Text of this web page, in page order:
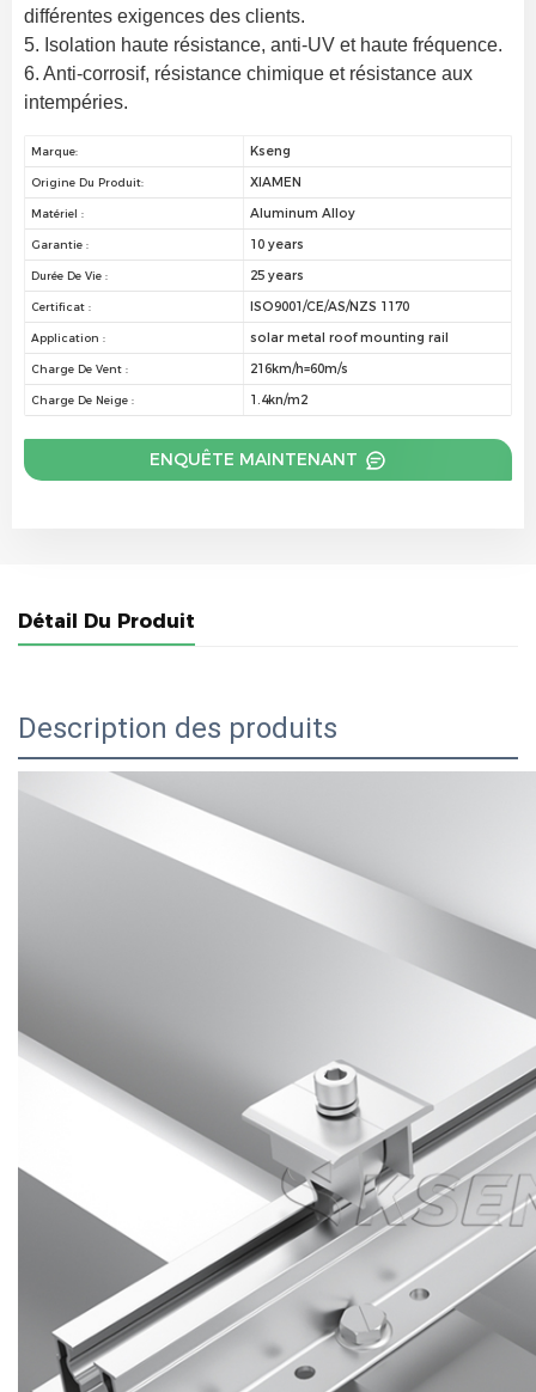
différentes exigences des clients.
5. Isolation haute résistance, anti-UV et haute fréquence.
6. Anti-corrosif, résistance chimique et résistance aux
intempéries.
Marque: Kseng
Origine Du Produit: XIAMEN
Matériel : Aluminum Alloy
Garantie : 10 years
Durée De Vie : 25 years
Certificat : ISO9001/CE/AS/NZS 1170
Application : solar metal roof mounting rail
Charge De Vent : 216km/h=60m/s
Charge De Neige : 1.4kn/m2
ENQUÊTE MAINTENANT
Détail Du Produit
Description des produits